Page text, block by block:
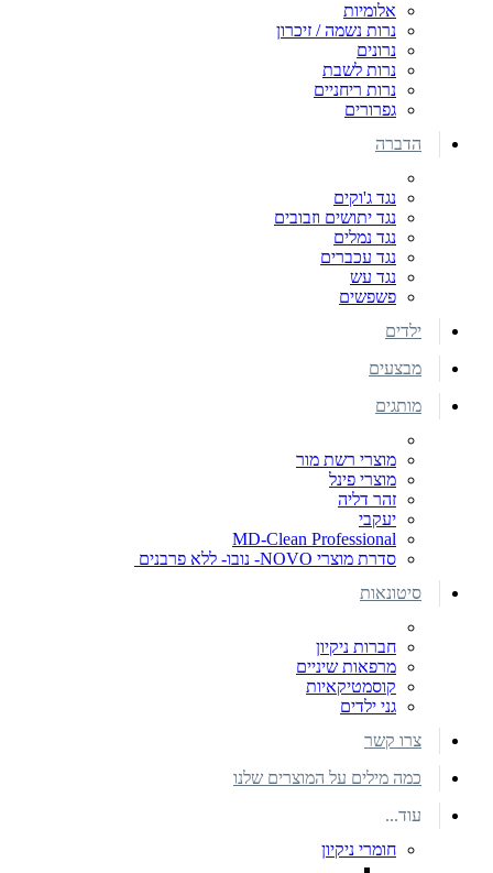
אלומיות
נרות נשמה / זיכרון
נרונים
נרות לשבת
נרות ריחניים
גפרורים
הדברה
נגד ג'וקים
נגד יתושים וזבובים
נגד נמלים
נגד עכברים
נגד עש
פשפשים
ילדים
מבצעים
מותגים
מוצרי רשת מור
מוצרי פינל
זהר דליה
יעקבי
MD-Clean Professional
סדרת מוצרי NOVO- נובו- ללא פרבנים
סיטונאות
חברות ניקיון
מרפאות שיניים
קוסמטיקאיות
גני ילדים
צרו קשר
כמה מילים על המוצרים שלנו
עוד...
חומרי ניקיון